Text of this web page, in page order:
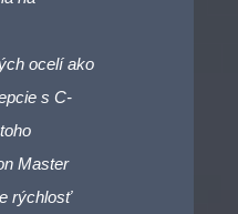
ocelí ako
s C-
Master
rýchlosť